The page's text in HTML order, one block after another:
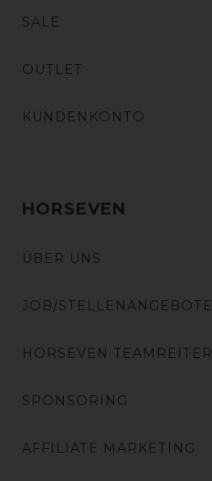
SALE
OUTLET
KUNDENKONTO
HORSEVEN
ÜBER UNS
JOB/STELLENANGEBOTE
HORSEVEN TEAMREITER
SPONSORING
AFFILIATE MARKETING